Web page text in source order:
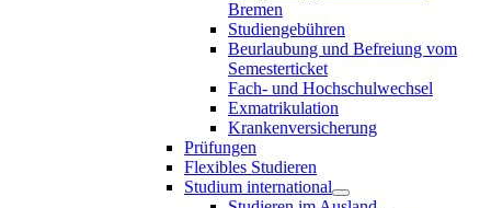
Bremen
Studiengebühren
Beurlaubung und Befreiung vom
Semesterticket
Fach- und Hochschulwechsel
Exmatrikulation
Krankenversicherung
Prüfungen
Flexibles Studieren
Studium international